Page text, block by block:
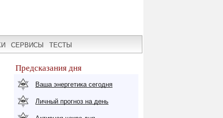
СЕРВИСЫ ТЕСТЫ
Предсказания дня
Ваша энергетика сегодня
Личный прогноз на день